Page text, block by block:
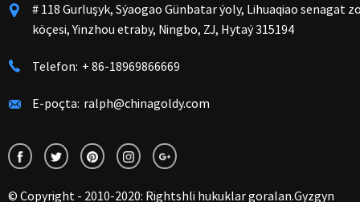
# 118 Gurluşyk, Sýaogao Günbatar ýoly, Lihuaqiao senagat
köçesi, Yinzhou etraby, Ningbo, ZJ, Hytaý 315194
Telefon: + 86-18969866669
E-poçta: ralph@chinagoldy.com
© Copyright - 2010-2020: Rightshli hukuklar goralan.Gyzgyn